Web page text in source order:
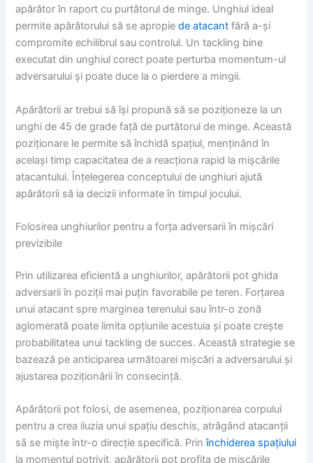
apărător în raport cu purtătorul de minge. Unghiul ideal
permite apărătorului să se apropiede atacant fără a-și
compromite echilibrul sau controlul. Un tackling bine
executat din unghiul corect poate perturba momentum-ul
adversarului și poate duce la o pierdere a mingii.
Apărătorii ar trebui să își propună să se poziționeze la un
unghi de 45 de grade față de purtătorul de minge. Această
poziționare le permite să închidă spațiul, menținând în
același timp capacitatea de a reacționa rapid la mișcările
atacantului. Înțelegerea conceptului de unghiuri ajută
apărătorii să ia decizii informate în timpul jocului.
Folosirea unghiurilor pentru a forța adversarii în mișcări
previzibile
Prin utilizarea eficientă a unghiurilor, apărătorii pot ghida
adversarii în poziții mai puțin favorabile pe teren. Forțarea
unui atacant spre marginea terenului sau într-o zonă
aglomerată poate limita opțiunile acestuia și poate crește
probabilitatea unui tackling de succes. Această strategie se
bazează pe anticiparea următoarei mișcări a adversarului și
ajustarea poziționării în consecință.
Apărătorii pot folosi, de asemenea, poziționarea corpului
pentru a crea iluzia unui spațiu deschis, atrăgând atacanții
să se miște într-o direcție specifică. Prinînchiderea spațiului
la momentul potrivit, apărătorii pot profita de mișcările